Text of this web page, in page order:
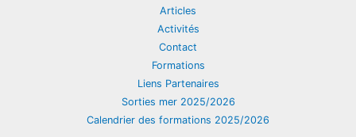
Articles
Activités
Contact
Formations
Liens Partenaires
Sorties mer 2025/2026
Calendrier des formations 2025/2026